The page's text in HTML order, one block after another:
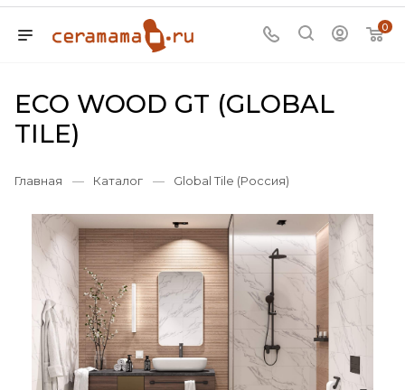
0
ECO WOOD GT (GLOBAL
TILE)
Главная — Каталог — Global Tile (Россия)